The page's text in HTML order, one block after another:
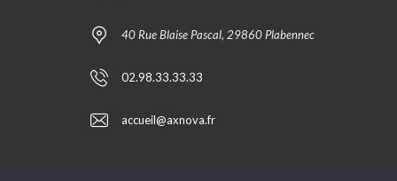
40 Rue Blaise Pascal, 29860 Plabennec
02.98.33.33.33
accueil@axnova.fr